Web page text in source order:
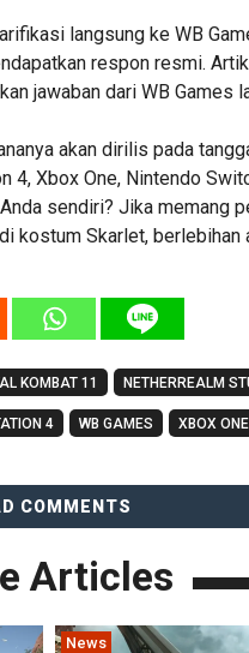
langsung ke WB
respon resmi.
jawaban dari WB Games
akan dirilis pada
4, Xbox One, Nintendo
sendiri? Jika memang
kostum Skarlet, berlebihan
KOMBAT 11 NETHERREALM
4 WB GAMES XBOX ONE
COMMENTS
Articles
News